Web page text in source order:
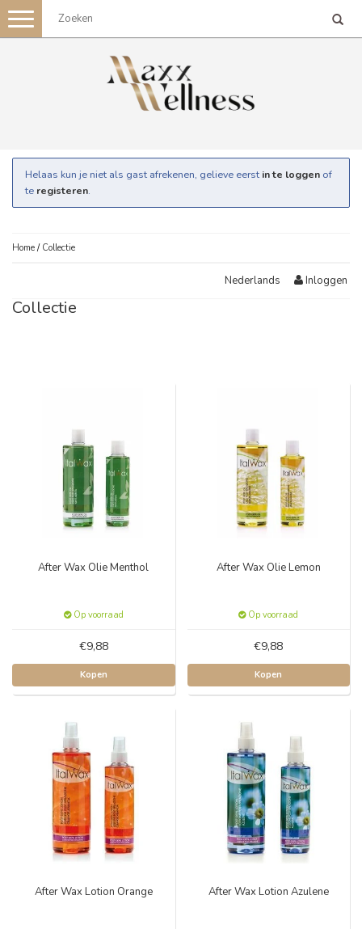
Toggle
navigation
Helaas kun je niet als gast afrekenen, gelieve eerst in te loggen of
te registeren.
Home / Collectie
Nederlands Inloggen
Collectie
After Wax Olie Menthol
Op voorraad
€9,88
Kopen
After Wax Olie Lemon
Op voorraad
€9,88
Kopen
After Wax Lotion Orange After Wax Lotion Azulene